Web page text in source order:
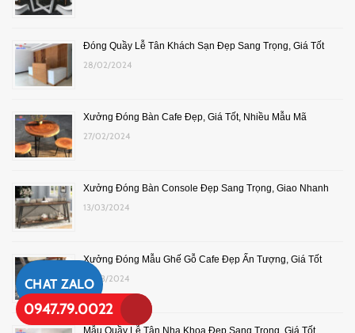
CHAT ZALO
0947.79.0022
Đóng Quầy Lễ Tân Khách Sạn Đẹp Sang Trọng, Giá Tốt
28/02/2024
Xưởng Đóng Bàn Cafe Đẹp, Giá Tốt, Nhiều Mẫu Mã
27/02/2024
Xưởng Đóng Bàn Console Đẹp Sang Trọng, Giao Nhanh
13/03/2024
Xưởng Đóng Mẫu Ghế Gỗ Cafe Đẹp Ấn Tượng, Giá Tốt
19/03/2024
Mẫu Quầy Lễ Tân Nha Khoa Đẹp Sang Trọng, Giá Tốt